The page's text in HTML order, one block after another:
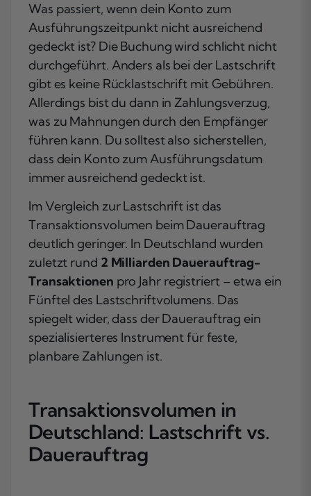
Was passiert, wenn dein Konto zum
Ausführungszeitpunkt nicht ausreichend
gedeckt ist? Die Buchung wird schlicht nicht
durchgeführt. Anders als bei der Lastschrift
gibt es keine Rücklastschrift mit Gebühren.
Allerdings bist du dann in Zahlungsverzug,
was zu Mahnungen durch den Empfänger
führen kann. Du solltest also sicherstellen,
dass dein Konto zum Ausführungsdatum
immer ausreichend gedeckt ist.
Im Vergleich zur Lastschrift ist das
Transaktionsvolumen beim Dauerauftrag
deutlich geringer. In Deutschland wurden
zuletzt rund 2 Milliarden Dauerauftrag-
Transaktionen pro Jahr registriert – etwa ein
Fünftel des Lastschriftvolumens. Das
spiegelt wider, dass der Dauerauftrag ein
spezialisierteres Instrument für feste,
planbare Zahlungen ist.
Transaktionsvolumen in
Deutschland: Lastschrift vs.
Dauerauftrag